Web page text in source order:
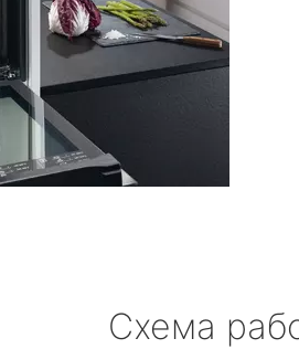
Схема